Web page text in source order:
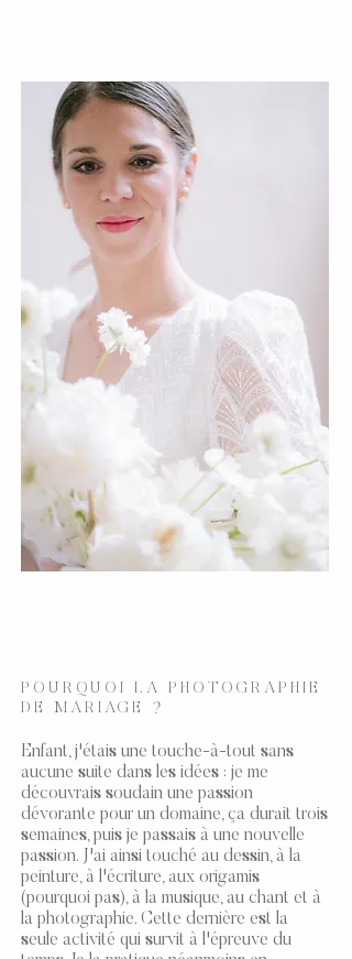
POURQUOI LA PHOTOGRAPHIE
DE MARIAGE ?
Enfant, j'étais une touche-à-tout sans
aucune suite dans les idées : je me
découvrais soudain une passion
dévorante pour un domaine, ça durait trois
semaines, puis je passais à une nouvelle
passion. J'ai ainsi touché au dessin, à la
peinture, à l'écriture, aux origamis
(pourquoi pas), à la musique, au chant et à
la photographie. Cette dernière est la
seule activité qui survit à l'épreuve du